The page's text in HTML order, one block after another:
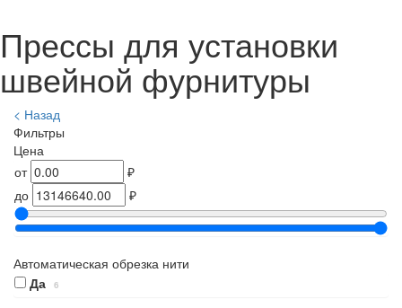
Прессы для установки
швейной фурнитуры
< Назад
Фильтры
Цена
от
₽
до
₽
Автоматическая обрезка нити
Да
6